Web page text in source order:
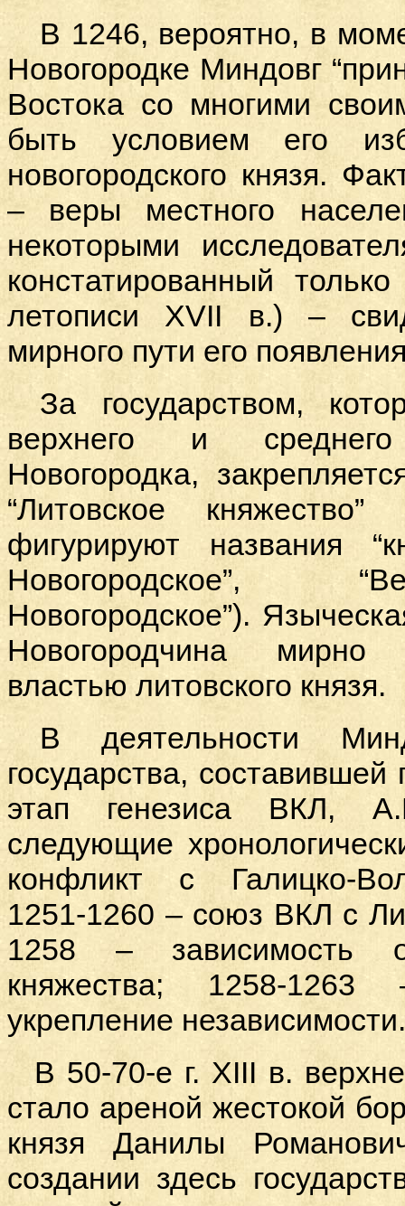
В 1246, вероятно, в
Новогородке Миндовг
Востока со многими
быть условием его
новогородского князя.
– веры местного
некоторыми
констатированный
летописи ХVII в.) –
мирного пути его
За государством,
верхнего и
Новогородка,
“Литовское
фигурируют названия
Новогородское”,
Новогородское”).
Новогородчина мирно
властью литовского князя.
В деятельности
государства,
этап генезиса ВКЛ,
следующие
конфликт с Галицко-
1251-1260 – союз ВКЛ с
1258 – зависимость
княжества; 1258-
укрепление независимости.
В 50-70-е г. XIII в.
стало ареной жестокой
князя Данилы
создании здесь